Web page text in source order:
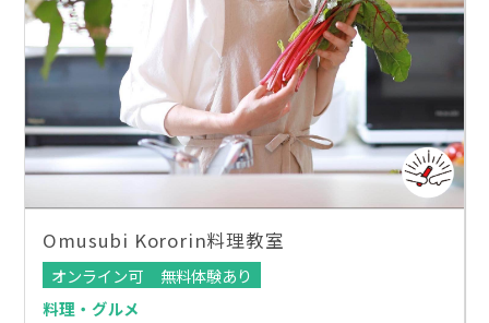
Omusubi Kororin料理教室
オンライン可
無料体験あり
料理・グルメ